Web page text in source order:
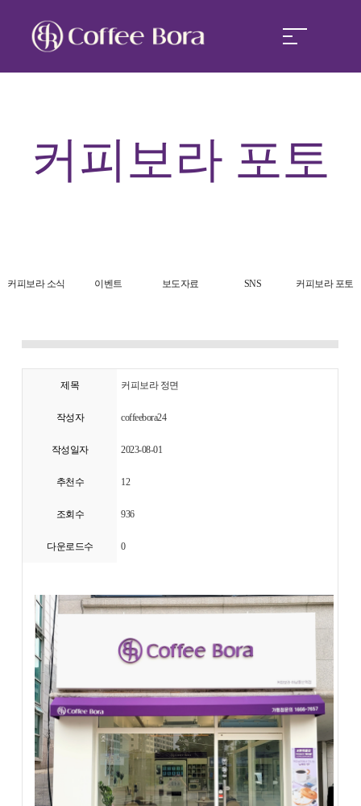
커피보라 경쟁력
커피보라 포토
커피보라 소식 이벤트 보도자료 SNS 커피보라 포토
제목 커피보라 정면
작성자 coffeebora24
작성일자 2023-08-01
추천수 12
조회수 936
다운로드수 0